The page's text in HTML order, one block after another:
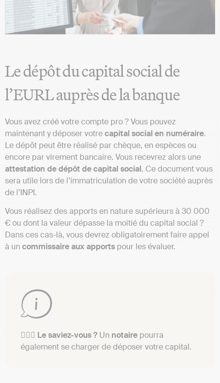
Le dépôt du capital social de
l’EURL auprès de la banque
Vous avez créé votre compte pro ? Vous pouvez
maintenant y déposer votrecapital social en numéraire.
Le dépôt peut être réalisé par chèque, en espèces ou
encore par virement bancaire. Vous recevrez alors une
attestation de dépôt de capital social. Ce document vous
sera utile lors de l’immatriculation de votre société auprès
de l’INPI.
Vous réalisez des apports en nature supérieurs à 30 000
€ ou dont la valeur dépasse la moitié du capital social ?
Dans ces cas-là, vous devrez obligatoirement faire appel
à un commissaire aux apports pour les évaluer.
👩🏽‍⚖️ Le saviez-vous ? Un notaire pourra
également se charger de déposer votre capital.